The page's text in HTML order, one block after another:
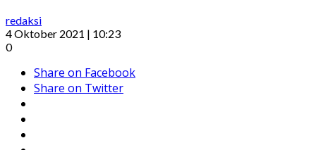
redaksi
4 Oktober 2021 | 10:23
0
Share on Facebook
Share on Twitter